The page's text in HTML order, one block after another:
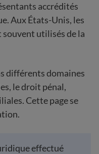
accrédités
Aux États-Unis, les
utilisés de la
différents domaines
le droit pénal,
Cette page se
effectué